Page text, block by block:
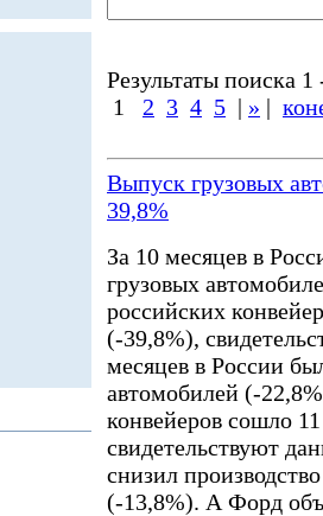
Результаты поиска 1
1
2 3 4 5 | » |
Выпуск грузовых
39,8%
За 10 месяцев в
грузовых
российских
(-39,8%),
месяцев в России
автомобилей (-
конвейеров сошло
свидетельствуют
снизил
(-13,8%). А Форд